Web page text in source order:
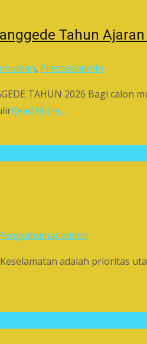
Tahun
, Prestasiadmin
TAHUN 2026 Bagi
Read More…
admin
Keselamatan adalah